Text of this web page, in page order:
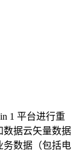
1 平台进行重
数据云矢量数据
务数据（包括电